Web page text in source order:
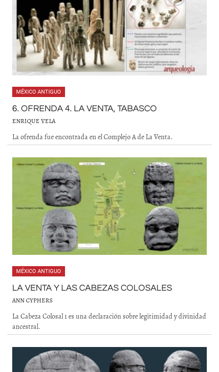
MÉXICO ANTIGUO
6. OFRENDA 4. LA VENTA, TABASCO
ENRIQUE VELA
La ofrenda fue encontrada en el Complejo A de La Venta.
MÉXICO ANTIGUO
LA VENTA Y LAS CABEZAS COLOSALES
ANN CYPHERS
La Cabeza Colosal 1 es una declaración sobre legitimidad y divinidad
ancestral.